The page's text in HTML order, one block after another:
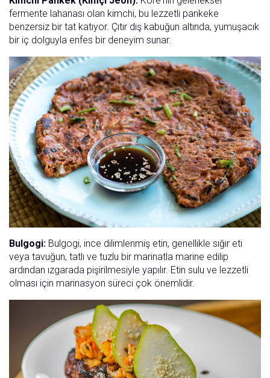
fermente lahanası olan kimchi, bu lezzetli pankeke
benzersiz bir tat katıyor. Çıtır dış kabuğun altında, yumuşacık
bir iç dolguyla enfes bir deneyim sunar.
Bulgogi: Bulgogi, ince dilimlenmiş etin, genellikle sığır eti
veya tavuğun, tatlı ve tuzlu bir marinatla marine edilip
ardından ızgarada pişirilmesiyle yapılır. Etin sulu ve lezzetli
olması için marinasyon süreci çok önemlidir.